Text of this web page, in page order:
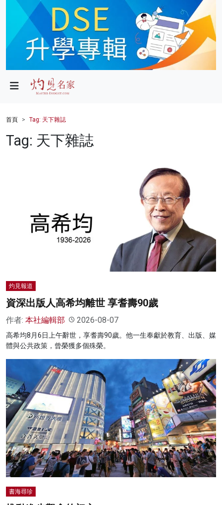
政局
財經
影片
名家榜
首頁 Tag: 天下雜誌
Tag: 天下雜誌
灼見報道
資深出版人高希均離世 享耆壽90歲
作者: 本社編輯部 2026-08-07
高希均8月6日上午辭世，享耆壽90歲。他一生奉獻於教育、出版、媒
體與公共政策，曾榮獲多個殊榮。
書海尋珍